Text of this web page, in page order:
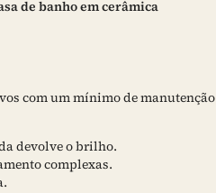
de banho em cerâmica
com um mínimo de manutenção
devolve o brilho.
complexas.